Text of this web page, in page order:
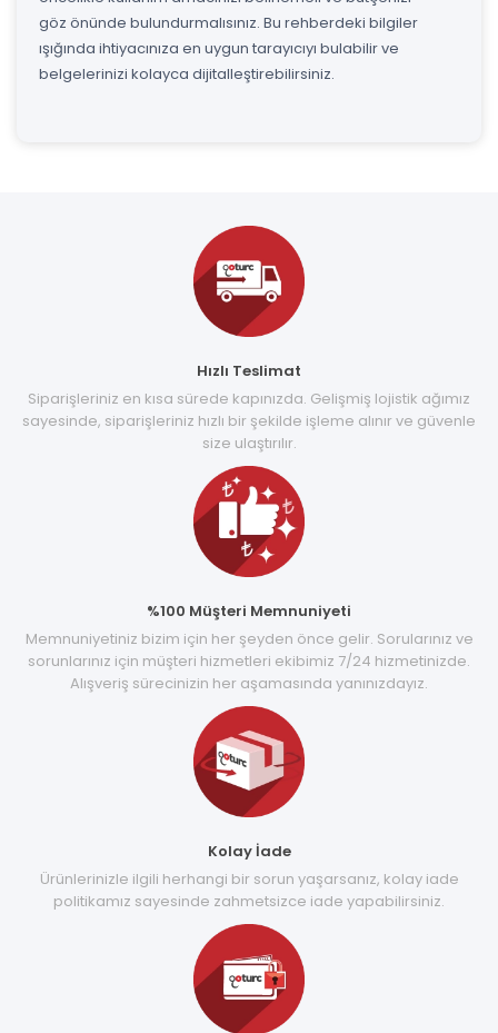
göz önünde bulundurmalısınız. Bu rehberdeki bilgiler
ışığında ihtiyacınıza en uygun tarayıcıyı bulabilir ve
belgelerinizi kolayca dijitalleştirebilirsiniz.
Hızlı Teslimat
Siparişleriniz en kısa sürede kapınızda. Gelişmiş lojistik ağımız
sayesinde, siparişleriniz hızlı bir şekilde işleme alınır ve güvenle
size ulaştırılır.
%100 Müşteri Memnuniyeti
Memnuniyetiniz bizim için her şeyden önce gelir. Sorularınız ve
sorunlarınız için müşteri hizmetleri ekibimiz 7/24 hizmetinizde.
Alışveriş sürecinizin her aşamasında yanınızdayız.
Kolay İade
Ürünlerinizle ilgili herhangi bir sorun yaşarsanız, kolay iade
politikamız sayesinde zahmetsizce iade yapabilirsiniz.